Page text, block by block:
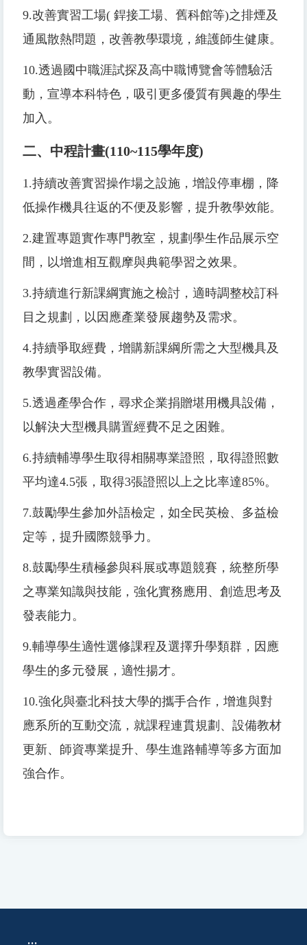
9.改善實習工場( 銲接工場、舊科館等)之排煙及
通風散熱問題，改善教學環境，維護師生健康。
10.透過國中職涯試探及高中職博覽會等體驗活
動，宣導本科特色，吸引更多優質有興趣的學生
加入。
二、中程計畫(110~115學年度)
1.持續改善實習操作場之設施，增設停車棚，降
低操作機具往返的不便及影響，提升教學效能。
2.建置專題實作專門教室，規劃學生作品展示空
間，以增進相互觀摩與典範學習之效果。
3.持續進行新課綱實施之檢討，適時調整校訂科
目之規劃，以因應產業發展趨勢及需求。
4.持續爭取經費，增購新課綱所需之大型機具及
教學實習設備。
5.透過產學合作，尋求企業捐贈堪用機具設備，
以解決大型機具購置經費不足之困難。
6.持續輔導學生取得相關專業證照，取得證照數
平均達4.5張，取得3張證照以上之比率達85%。
7.鼓勵學生參加外語檢定，如全民英檢、多益檢
定等，提升國際競爭力。
8.鼓勵學生積極參與科展或專題競賽，統整所學
之專業知識與技能，強化實務應用、創造思考及
發表能力。
9.輔導學生適性選修課程及選擇升學類群，因應
學生的多元發展，適性揚才。
10.強化與臺北科技大學的攜手合作，增進與對
應系所的互動交流，就課程連貫規劃、設備教材
更新、師資專業提升、學生進路輔導等多方面加
強合作。